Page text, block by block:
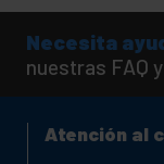
Necesita
nuestras FAQ
Atención al